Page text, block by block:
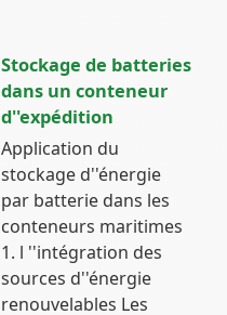
Stockage de batteries
dans un conteneur
d''expédition
Application du
stockage d''énergie
par batterie dans les
conteneurs maritimes
1. l ''intégration des
sources d''énergie
renouvelables Les